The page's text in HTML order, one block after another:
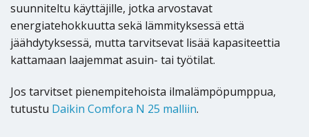
suunniteltu käyttäjille, jotka arvostavat
energiatehokkuutta sekä lämmityksessä että
jäähdytyksessä, mutta tarvitsevat lisää kapasiteettia
kattamaan laajemmat asuin- tai työtilat.
Jos tarvitset pienempitehoista ilmalämpöpumppua,
tutustu Daikin Comfora N 25 malliin.